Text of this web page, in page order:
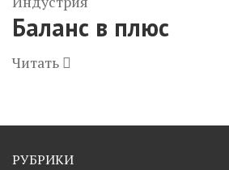
Баланс в плюс
Читать
РУБРИКИ